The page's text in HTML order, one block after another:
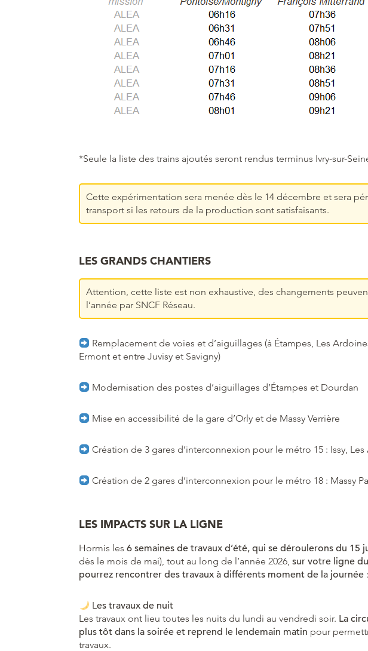
*Seule la liste des trains ajoutés seront rendus terminus Ivry-sur-
Cette expérimentation sera menée dès le 14 décembre et sera
transport si les retours de la production sont satisfaisants.
LES GRANDS CHANTIERS
Attention, cette liste est non exhaustive, des changements
l’année par SNCF Réseau.
Remplacement de voies et d’aiguillages (à Étampes, Les
Ermont et entre Juvisy et Savigny)
Modernisation des postes d’aiguillages d’Étampes et Dourdan
Mise en accessibilité de la gare d’Orly et de Massy Verrière
Création de 3 gares d’interconnexion pour le métro 15 : Issy,
Création de 2 gares d’interconnexion pour le métro 18 : Massy
LES IMPACTS SUR LA LIGNE
Hormis les 6 semaines de travaux d’été, qui se déroulerons du 15
dès le mois de mai), tout au long de l’année 2026, sur votre ligne
pourrez rencontrer des travaux à différents moment de la journée :
Les travaux de nuit
Les travaux ont lieu toutes les nuits du lundi au vendredi soir. La
plus tôt dans la soirée et reprend le lendemain matin pour
travaux.